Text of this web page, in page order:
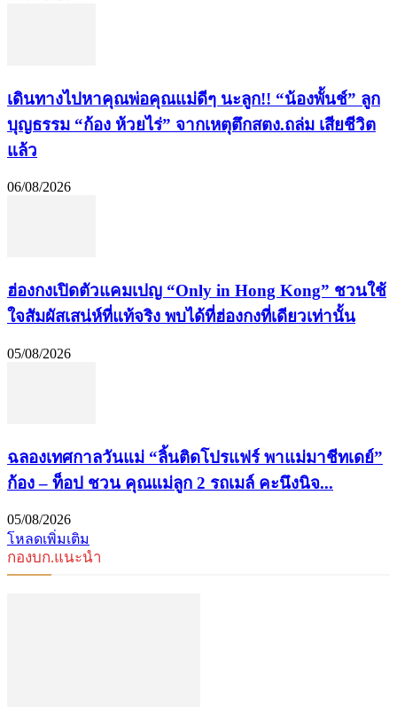
เดินทางไปหาคุณพ่อคุณแม่ดีๆ นะลูก!! “น้องพั้นช์” ลูก
บุญธรรม “ก้อง ห้วยไร่” จากเหตุตึกสตง.ถล่ม เสียชีวิต
แล้ว
06/08/2026
ฮ่องกงเปิดตัวแคมเปญ “Only in Hong Kong” ชวนใช้
ใจสัมผัสเสน่ห์ที่แท้จริง พบได้ที่ฮ่องกงที่เดียวเท่านั้น
05/08/2026
ฉลองเทศกาลวันแม่ “ลิ้นติดโปรแฟร์ พาแม่มาชีทเดย์”
ก้อง – ท็อป ชวน คุณแม่ลูก 2 รถเมล์ คะนึงนิจ...
05/08/2026
โหลดเพิ่มเติม
กองบก.แนะนำ